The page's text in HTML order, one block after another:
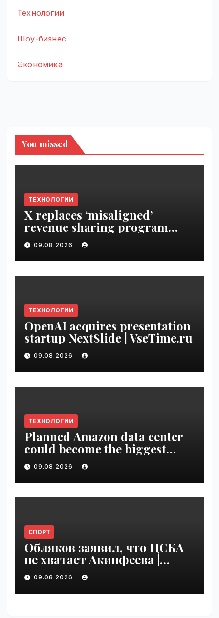
Технологии
Шоу-бизнес
Экономика
You missed
ТЕХНОЛОГИИ
X replaces ‘misaligned’
revenue sharing program
with Original Content
Rewards | VseTime.ru
09.08.2026
ТЕХНОЛОГИИ
OpenAI acquires presentation
startup NextSlide | VseTime.ru
09.08.2026
ТЕХНОЛОГИИ
Planned Amazon data center
could become the biggest
climate polluter in the U.S. |
VseTime.ru
09.08.2026
СПОРТ
Обляков заявил, что ЦСКА
не хватает Акинфеева |
VseTime.ru
09.08.2026